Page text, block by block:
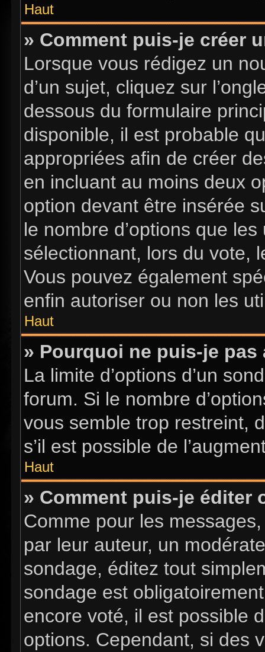
Haut
» Comment puis-je créer
Lorsque vous rédigez un
d’un sujet, cliquez sur
dessous du formulaire
disponible, il est probable
appropriées afin de créer
en incluant au moins deux
option devant être insérée
le nombre d’options que
sélectionnant, lors du vote,
Vous pouvez également
enfin autoriser ou non les
Haut
» Pourquoi ne puis-je
La limite d’options d’un
forum. Si le nombre
vous semble trop restreint,
s’il est possible de
Haut
» Comment puis-je éditer
Comme pour les
par leur auteur, un
sondage, éditez tout
sondage est
encore voté, il est possible
options. Cependant, si des